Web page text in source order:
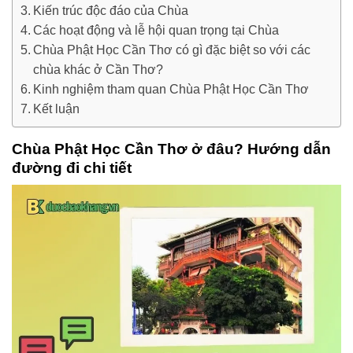
Kiến trúc độc đáo của Chùa
Các hoạt động và lễ hội quan trọng tại Chùa
Chùa Phật Học Cần Thơ có gì đặc biệt so với các
chùa khác ở Cần Thơ?
Kinh nghiệm tham quan Chùa Phật Học Cần Thơ
Kết luận
Chùa Phật Học Cần Thơ ở đâu? Hướng dẫn
đường đi chi tiết